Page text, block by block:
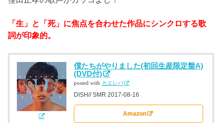
「生」と「死」に焦点を合わせた作品にシンクロする歌
詞が印象的。
僕たちがやりました(初回生産限定盤A)
(DVD付)
posted with カエレバ
DISH// SMR 2017-08-16
Amazon